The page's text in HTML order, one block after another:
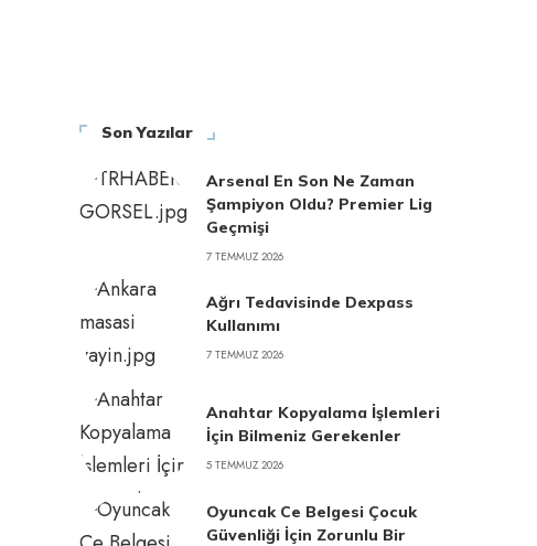
Son Yazılar
Arsenal En Son Ne Zaman
Şampiyon Oldu? Premier Lig
Geçmişi
7 TEMMUZ 2026
Ağrı Tedavisinde Dexpass
Kullanımı
7 TEMMUZ 2026
Anahtar Kopyalama İşlemleri
İçin Bilmeniz Gerekenler
5 TEMMUZ 2026
Oyuncak Ce Belgesi Çocuk
Güvenliği İçin Zorunlu Bir